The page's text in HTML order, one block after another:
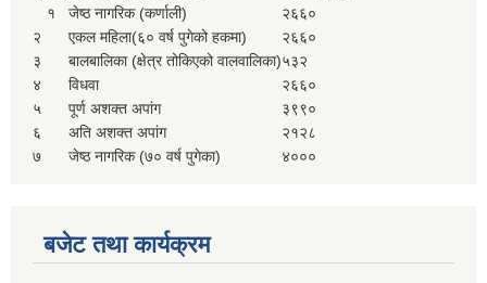
१
जेष्ठ नागरिक (कर्णाली)
२६६०
२
एकल महिला(६० वर्ष पुगेको हकमा)
२६६०
३
बालबालिका (क्षेत्र तोकिएको वालवालिका)५३२
४
विधवा
२६६०
५
पूर्ण अशक्त अपांग
३९९०
६
अति अशक्त अपांग
२१२८
७
जेष्ठ नागरिक (७० वर्ष पुगेका) ४०००
बजेट तथा कार्यक्रम